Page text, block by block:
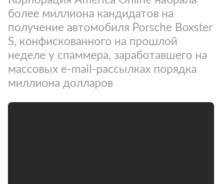
более миллиона кандидатов на
получение автомобиля Porsche Boxster
S, конфискованного на прошлой
неделе у спаммера, заработавшего на
массовых e-mail-рассылках порядка
миллиона долларов